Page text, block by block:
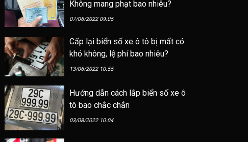
Không mang phạt bao nhiêu?
07/06/2022 09:05
Cấp lại biển số xe ô tô bị mất có
khó không, lệ phí bao nhiêu?
13/06/2022 10:55
Hướng dẫn cách lắp biển số xe ô
tô bao chắc chắn
03/08/2022 10:04